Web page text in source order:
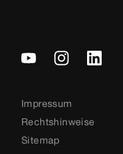
Impressum
Rechtshinweise
Sitemap